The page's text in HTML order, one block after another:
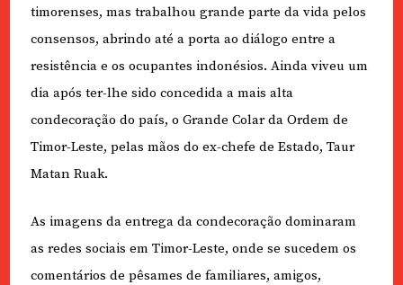
timorenses, mas trabalhou grande parte da vida pelos
consensos, abrindo até a porta ao diálogo entre a
resistência e os ocupantes indonésios. Ainda viveu um
dia após ter-lhe sido concedida a mais alta
condecoração do país, o Grande Colar da Ordem de
Timor-Leste, pelas mãos do ex-chefe de Estado, Taur
Matan Ruak.
As imagens da entrega da condecoração dominaram
as redes sociais em Timor-Leste, onde se sucedem os
comentários de pêsames de familiares, amigos,